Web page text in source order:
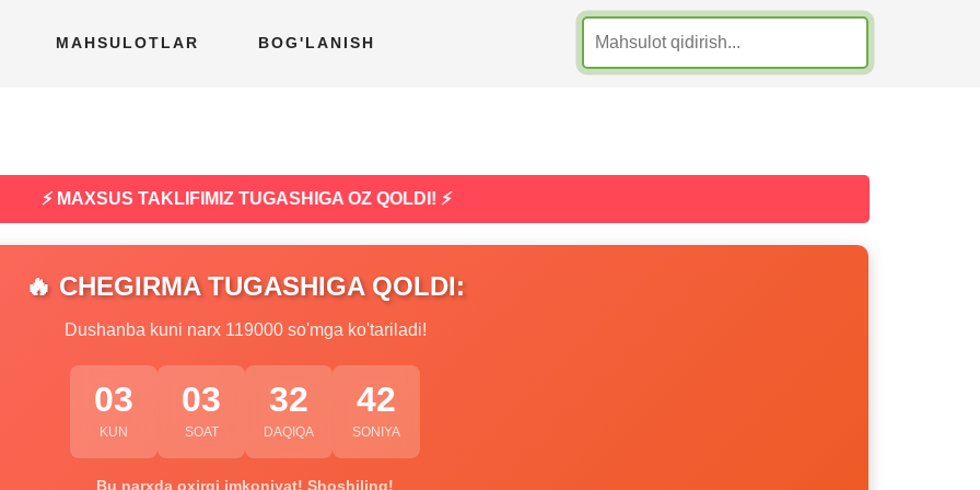
MAHSULOTLAR BOG'LANISH
⚡ MAXSUS TAKLIFIMIZ TUGASHIGA OZ QOLDI! ⚡
🔥 CHEGIRMA TUGASHIGA QOLDI:
Dushanba kuni narx 119000 so'mga ko'tariladi!
03
KUN
03
SOAT
32
DAQIQA
41
SONIYA
Bu narxda oxirgi imkoniyat! Shoshiling!